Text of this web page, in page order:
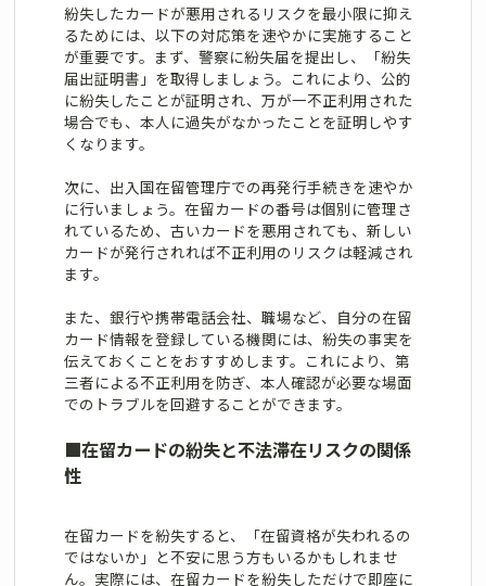
紛失したカードが悪用されるリスクを最小限に抑え
るためには、以下の対応策を速やかに実施すること
が重要です。まず、警察に紛失届を提出し、「紛失
届出証明書」を取得しましょう。これにより、公的
に紛失したことが証明され、万が一不正利用された
場合でも、本人に過失がなかったことを証明しやす
くなります。
次に、出入国在留管理庁での再発行手続きを速やか
に行いましょう。在留カードの番号は個別に管理さ
れているため、古いカードを悪用されても、新しい
カードが発行されれば不正利用のリスクは軽減され
ます。
また、銀行や携帯電話会社、職場など、自分の在留
カード情報を登録している機関には、紛失の事実を
伝えておくことをおすすめします。これにより、第
三者による不正利用を防ぎ、本人確認が必要な場面
でのトラブルを回避することができます。
■在留カードの紛失と不法滞在リスクの関係
性
在留カードを紛失すると、「在留資格が失われるの
ではないか」と不安に思う方もいるかもしれませ
ん。実際には、在留カードを紛失しただけで即座に